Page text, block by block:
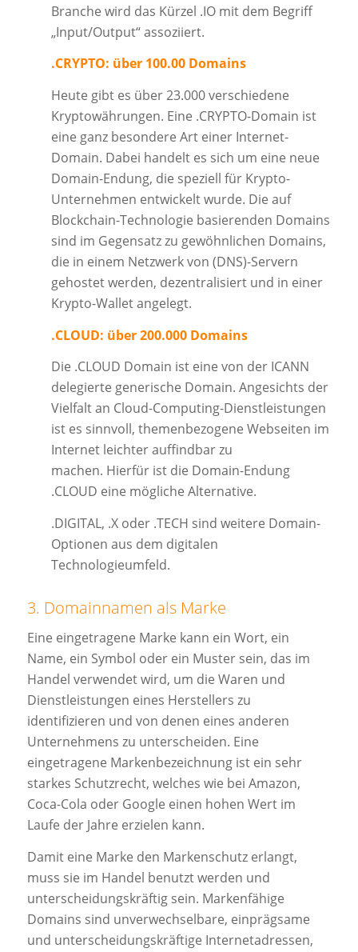
Branche wird das Kürzel .IO mit dem Begriff
„Input/Output“ assoziiert.
.CRYPTO: über 100.00 Domains
Heute gibt es über 23.000 verschiedene
Kryptowährungen. Eine .CRYPTO-Domain ist
eine ganz besondere Art einer Internet-
Domain. Dabei handelt es sich um eine neue
Domain-Endung, die speziell für Krypto-
Unternehmen entwickelt wurde. Die auf
Blockchain-Technologie basierenden Domains
sind im Gegensatz zu gewöhnlichen Domains,
die in einem Netzwerk von (DNS)-Servern
gehostet werden, dezentralisiert und in einer
Krypto-Wallet angelegt.
.CLOUD: über 200.000 Domains
Die .CLOUD Domain ist eine von der ICANN
delegierte generische Domain. Angesichts der
Vielfalt an Cloud-Computing-Dienstleistungen
ist es sinnvoll, themenbezogene Webseiten im
Internet leichter auffindbar zu
machen. Hierfür ist die Domain-Endung
.CLOUD eine mögliche Alternative.
.DIGITAL, .X oder .TECH sind weitere Domain-
Optionen aus dem digitalen
Technologieumfeld.
3. Domainnamen als Marke
Eine eingetragene Marke kann ein Wort, ein
Name, ein Symbol oder ein Muster sein, das im
Handel verwendet wird, um die Waren und
Dienstleistungen eines Herstellers zu
identifizieren und von denen eines anderen
Unternehmens zu unterscheiden. Eine
eingetragene Markenbezeichnung ist ein sehr
starkes Schutzrecht, welches wie bei Amazon,
Coca-Cola oder Google einen hohen Wert im
Laufe der Jahre erzielen kann.
Damit eine Marke den Markenschutz erlangt,
muss sie im Handel benutzt werden und
unterscheidungskräftig sein. Markenfähige
Domains sind unverwechselbare, einprägsame
und unterscheidungskräftige Internetadressen,